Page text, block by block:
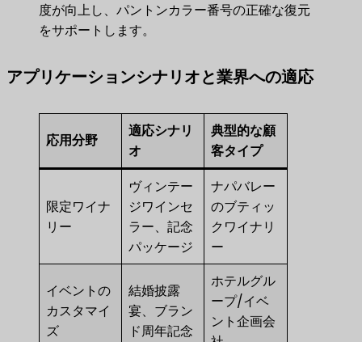
度が向上し、パントンカラー番号の正確な復元
をサポートします。
アプリケーションシナリオと業界への適応
応用分野
適応シナリ
オ
典型的な顧
客タイプ
限定ワイナ
リー
ヴィンテー
ジワインセ
ラー、記念
パッケージ
ナパバレー
のブティッ
クワイナリ
ー
イベントの
カスタマイ
ズ
結婚披露
宴、ブラン
ド周年記念
ホテルグル
ープ/イベ
ント企画会